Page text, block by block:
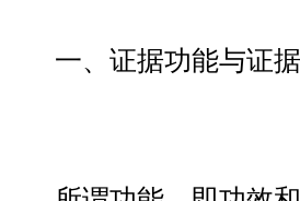
一、证据功能与证据